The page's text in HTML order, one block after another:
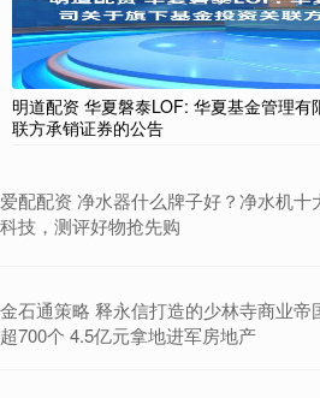
明道配资 华夏磐泰LOF: 华夏基金管理
联方承销证券的公告
爱配配资 净水器什么牌子好？净水机十
科技，测评好物抢先购
金石通策略 释永信打造的少林寺商业帝
超700个 4.5亿元拿地进军房地产